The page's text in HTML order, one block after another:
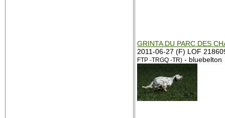
GRINTA DU PARC DES
2011-06-27 (F) LOF
FTP -TRGQ -TR) - bluebelton